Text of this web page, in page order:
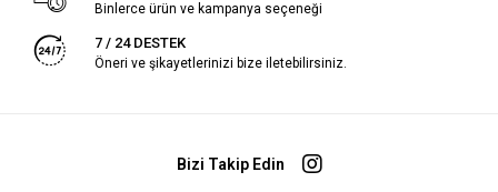
Binlerce ürün ve kampanya seçeneği
7 / 24 DESTEK
Öneri ve şikayetlerinizi bize iletebilirsiniz.
Bizi Takip Edin